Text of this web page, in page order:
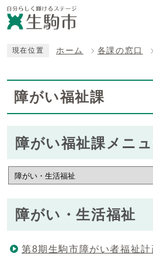
現在位置 ホーム 各課の窓口
障がい福祉課
障がい福祉課メニ
障がい・生活福祉
第8期生駒市障がい者福祉